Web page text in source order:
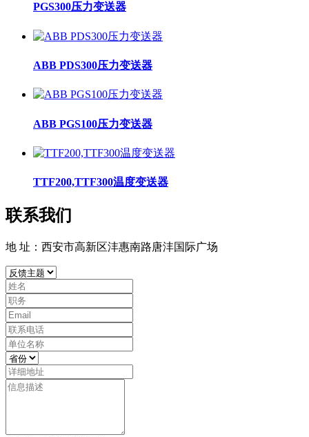
PGS300压力变送器
ABB PDS300压力变送器
ABB PGS100压力变送器
TTF200,TTF300温度变送器
联系我们
地 址：西安市高新区沣惠南路唐沣国际广场